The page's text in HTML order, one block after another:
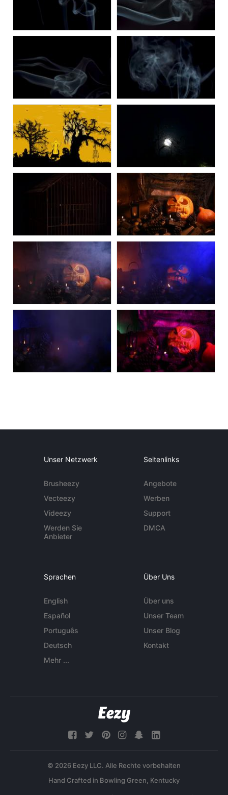
Unser Netzwerk
Brusheezy
Vecteezy
Videezy
Werden Sie
Anbieter
Seitenlinks
Angebote
Werben
Support
DMCA
Sprachen
English
Español
Português
Deutsch
Mehr ...
Über Uns
Über uns
Unser Team
Unser Blog
Kontakt
© 2026 Eezy LLC. Alle Rechte vorbehalten